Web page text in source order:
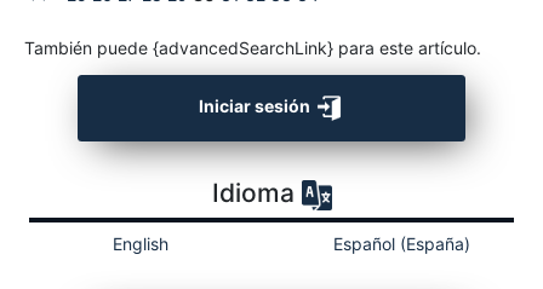
También puede {advancedSearchLink} para este artículo.
Iniciar sesión
Idioma
English Español (España)